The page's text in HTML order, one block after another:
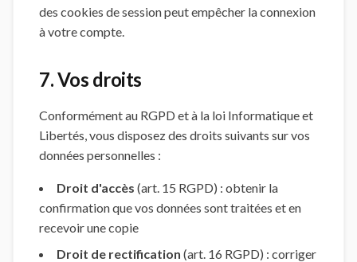
des cookies de session peut empêcher la connexion
à votre compte.
7. Vos droits
Conformément au RGPD et à la loi Informatique et
Libertés, vous disposez des droits suivants sur vos
données personnelles :
Droit d'accès (art. 15 RGPD) : obtenir la
confirmation que vos données sont traitées et en
recevoir une copie
Droit de rectification (art. 16 RGPD) : corriger